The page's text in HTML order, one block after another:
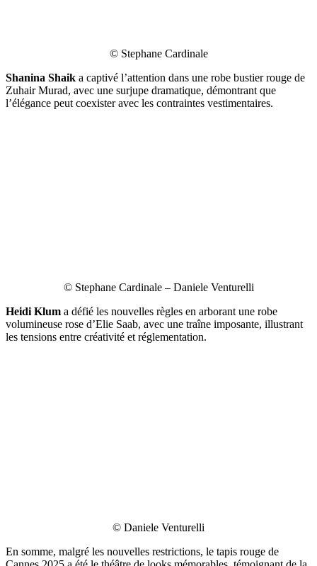
© Stephane Cardinale
Shanina Shaik a captivé l’attention dans une robe bustier rouge de
Zuhair Murad, avec une surjupe dramatique, démontrant que
l’élégance peut coexister avec les contraintes vestimentaires.
© Stephane Cardinale – Daniele Venturelli
Heidi Klum a défié les nouvelles règles en arborant une robe
volumineuse rose d’Elie Saab, avec une traîne imposante, illustrant
les tensions entre créativité et réglementation.
© Daniele Venturelli
En somme, malgré les nouvelles restrictions, le tapis rouge de